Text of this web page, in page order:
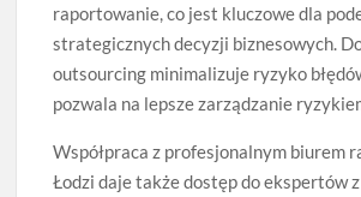
raportowanie, co jest kluczowe dla
strategicznych decyzji biznesowych.
outsourcing minimalizuje ryzyko
pozwala na lepsze zarządzanie
Współpraca z profesjonalnym biurem
Łodzi daje także dostęp do ekspertów